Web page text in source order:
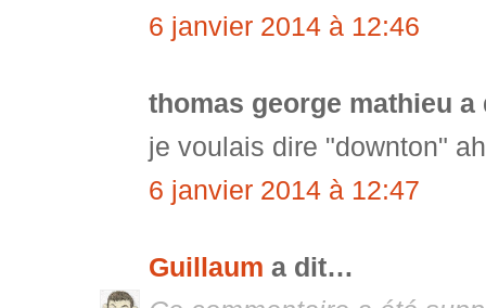
6 janvier 2014 à 12:46
thomas george mathieu
je voulais dire "downton"
6 janvier 2014 à 12:47
Guillaum a dit…